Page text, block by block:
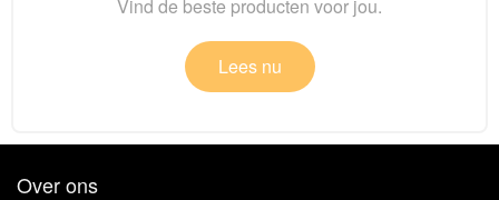
Vind de beste producten voor jou.
Lees nu
Over ons